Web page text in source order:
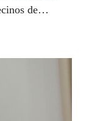
de
de lunes a